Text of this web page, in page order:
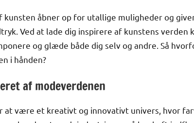
kunsten åbner op for utallige muligheder og
Ved at lade dig inspirere af kunstens verden
og glæde både dig selv og andre. Så
i hånden?
af modeverdenen
at være et kreativt og innovativt univers, hvor